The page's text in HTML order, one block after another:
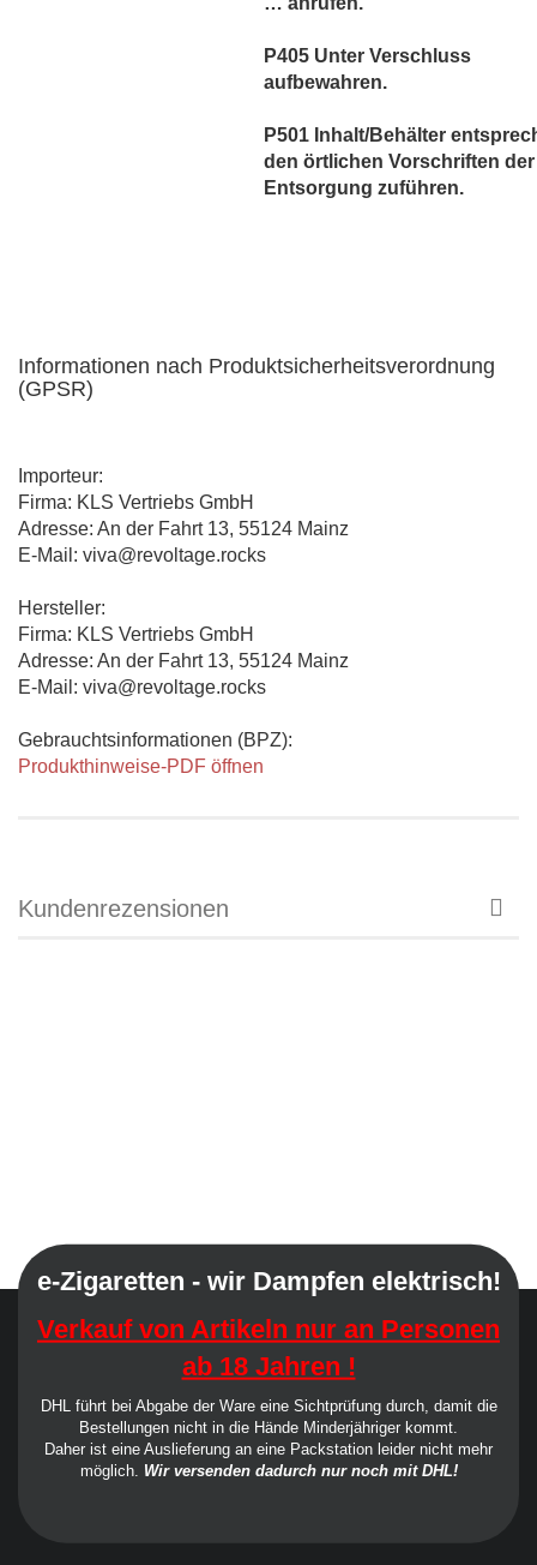
P405 Unter Verschluss
aufbewahren.
P501 Inhalt/Behälter
den örtlichen Vorschriften der
Entsorgung zuführen.
Informationen nach Produktsicherheitsverordnung
(GPSR)
Importeur:
Firma: KLS Vertriebs GmbH
Adresse: An der Fahrt 13, 55124 Mainz
E-Mail: viva@revoltage.rocks
Hersteller:
Firma: KLS Vertriebs GmbH
Adresse: An der Fahrt 13, 55124 Mainz
E-Mail: viva@revoltage.rocks
Gebrauchtsinformationen (BPZ):
Produkthinweise-PDF öffnen
Kundenrezensionen
e-Zigaretten - wir Dampfen elektrisch!
Verkauf von Artikeln nur an Personen
ab 18 Jahren !
DHL führt bei Abgabe der Ware eine Sichtprüfung durch, damit die
Bestellungen nicht in die Hände Minderjähriger kommt.
Daher ist eine Auslieferung an eine Packstation leider nicht mehr
möglich. Wir versenden dadurch nur noch mit DHL!